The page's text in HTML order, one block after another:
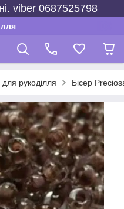
viber 0687525798
для рукоділля Бісер